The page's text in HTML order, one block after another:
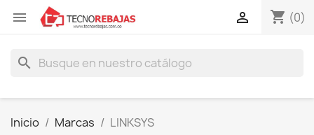
 shopping_cart (0)

search
Inicio Marcas LINKSYS